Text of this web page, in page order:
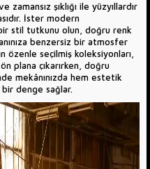
şıklığı ile yüzyıllardır
İster modern
stil tutkunu olun, doğru renk
benzersiz bir atmosfer
özenle seçilmiş koleksiyonları,
plana çıkarırken, doğru
mekânınızda hem estetik
bir denge sağlar.